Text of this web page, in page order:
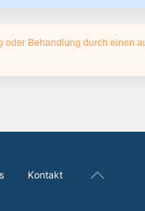
Behandlung durch einen
Kontakt